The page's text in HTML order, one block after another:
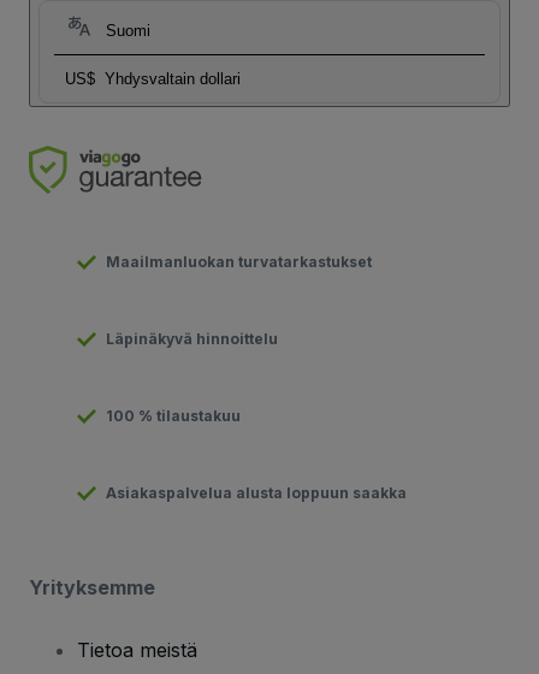
Suomi
US$ Yhdysvaltain dollari
Maailmanluokan turvatarkastukset
Läpinäkyvä hinnoittelu
100 % tilaustakuu
Asiakaspalvelua alusta loppuun saakka
Yrityksemme
Tietoa meistä